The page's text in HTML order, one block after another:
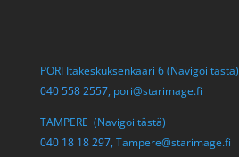
PORI Itäkeskuksenkaari 6 (Navigoi tästä)
040 558 2557, pori@starimage.fi
TAMPERE (Navigoi tästä)
040 18 18 297, Tampere@starimage.fi